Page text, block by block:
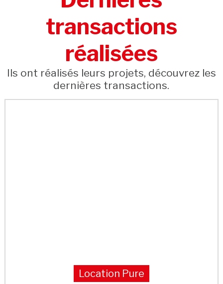
transactions
réalisées
Ils ont réalisés leurs projets, découvrez les
dernières transactions.
Location Pure